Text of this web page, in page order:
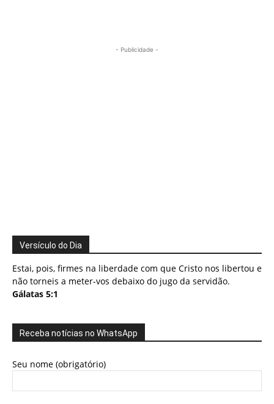
- Publicidade -
Versículo do Dia
Estai, pois, firmes na liberdade com que Cristo nos libertou e
não torneis a meter-vos debaixo do jugo da servidão.
Gálatas 5:1
Receba notícias no WhatsApp
Seu nome (obrigatório)